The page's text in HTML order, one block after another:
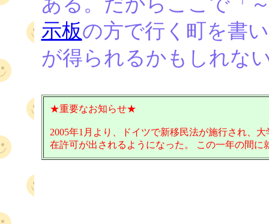
示板の方で行く町を書
が得られるかもしれな
★重要なお知らせ★
2005年1月より、ドイツで新移民法が施行され、
在許可が出されるようになった。 この一年の間